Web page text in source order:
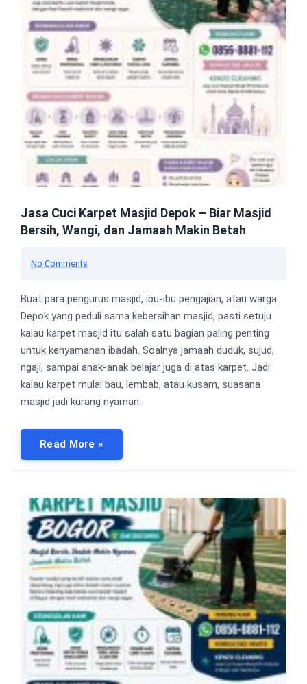
Jasa Cuci Karpet Masjid Depok – Biar Masjid
Bersih, Wangi, dan Jamaah Makin Betah
No Comments
Buat para pengurus masjid, ibu-ibu pengajian, atau warga
Depok yang peduli sama kebersihan masjid, pasti setuju
kalau karpet masjid itu salah satu bagian paling penting
untuk kenyamanan ibadah. Soalnya jamaah duduk, sujud,
ngaji, sampai anak-anak belajar juga di atas karpet. Jadi
kalau karpet mulai bau, lembab, atau kusam, suasana
masjid jadi kurang nyaman.
Read More »